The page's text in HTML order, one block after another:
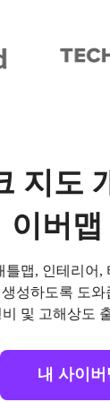
지도
이버맵
맵, 인테리
성하도록 도와
비 및 고해상도
내 사이버